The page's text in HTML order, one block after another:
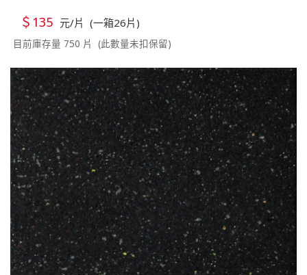
＄135 元/片 (一箱26片)
目前庫存量 750 片 (此數量未扣保留)